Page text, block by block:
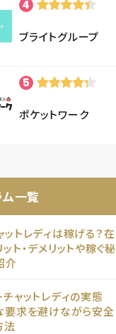
ブライトグループ
ポケットワーク
一覧
ットレディは稼げる？在
ト・デメリットや稼ぐ秘
介
ャットレディの実態
要求を避けながら安全
法